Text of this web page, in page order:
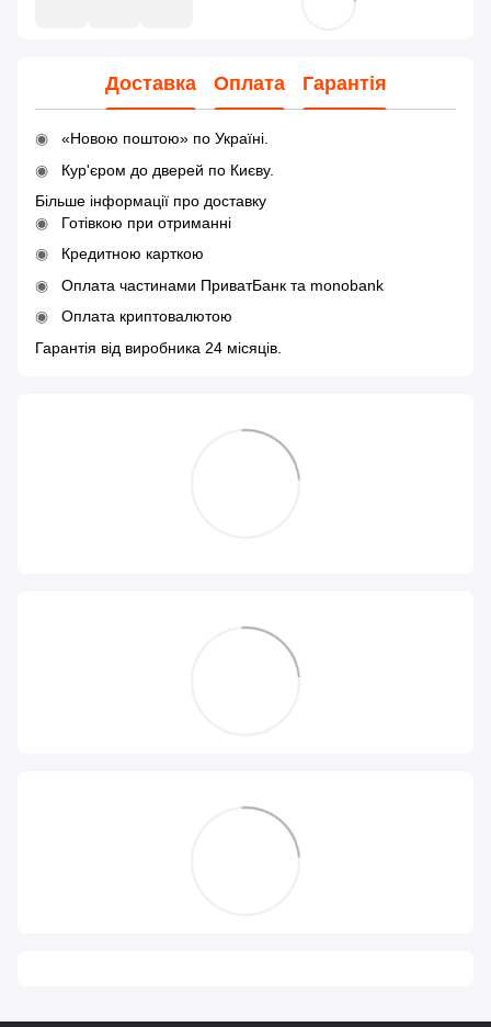
Доставка Оплата Гарантія
«Новою поштою» по Україні.
Кур'єром до дверей по Києву.
Більше інформації про доставку
Готівкою при отриманні
Кредитною карткою
Оплата частинами ПриватБанк та monobank
Оплата криптовалютою
Гарантія від виробника 24 місяців.